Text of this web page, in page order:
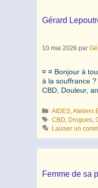
Gérard
10 mai 2026 par
¤ ¤ Bonjour à
à la souffrance
CBD, Douleur,
Catégories
AIDES ,Ateliers
Étiquettes
CBD Drogues ,
Laisser un
Femme de sa